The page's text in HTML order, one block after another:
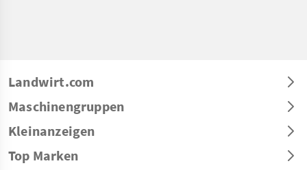
Landwirt.com
Maschinengruppen
Kleinanzeigen
Top Marken